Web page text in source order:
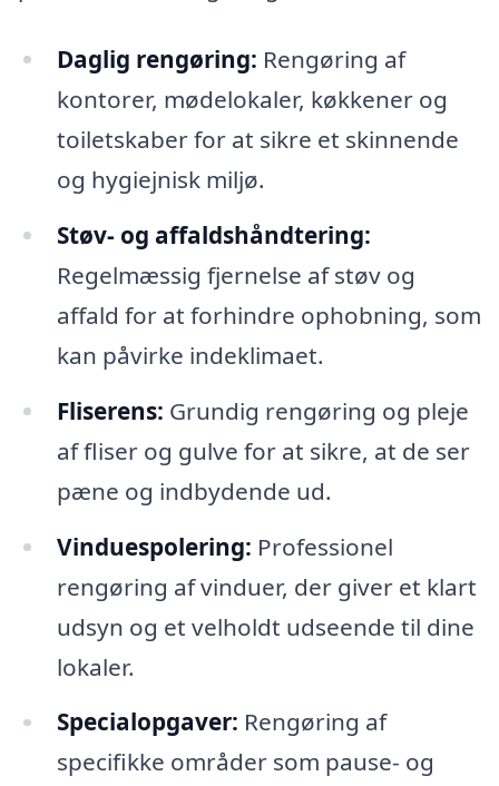
Daglig rengøring: Rengøring af
kontorer, mødelokaler, køkkener og
toiletskaber for at sikre et skinnende
og hygiejnisk miljø.
Støv- og affaldshåndtering:
Regelmæssig fjernelse af støv og
affald for at forhindre ophobning, som
kan påvirke indeklimaet.
Fliserens: Grundig rengøring og pleje
af fliser og gulve for at sikre, at de ser
pæne og indbydende ud.
Vinduespolering: Professionel
rengøring af vinduer, der giver et klart
udsyn og et velholdt udseende til dine
lokaler.
Specialopgaver: Rengøring af
specifikke områder som pause- og